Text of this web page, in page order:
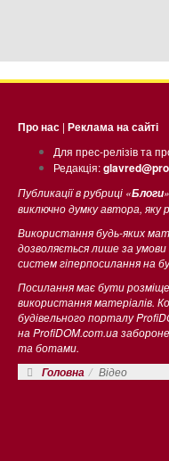
Про нас | Реклама на сайті
Для прес-релізів та
Редакція:
Публикації в рубриці «Блоги
виключно думку автора, яку
Використання будь-яких
дозволяється лише за
систем гіперпосилання на
Посилання має бути
використання матеріалів.
будівельного порталу
на ProfiDOM.com.ua
та ботами.
Головна
Відео